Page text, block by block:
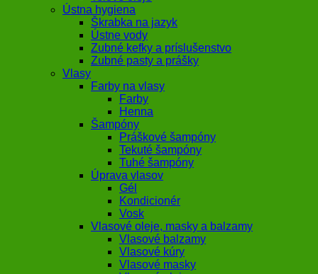
Ústna hygiena
Škrabka na jazyk
Ústne vody
Zubné kefky a príslušenstvo
Zubné pasty a prášky
Vlasy
Farby na vlasy
Farby
Henna
Šampóny
Práškové šampóny
Tekuté šampóny
Tuhé šampóny
Úprava vlasov
Gél
Kondicionér
Vosk
Vlasové oleje, masky a balzamy
Vlasové balzamy
Vlasové kúry
Vlasové masky